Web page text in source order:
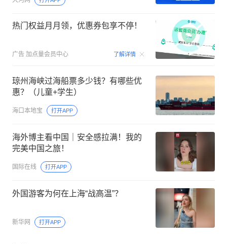
热门权益月月领，优惠券包享不停！
广告 加点量会员中心 了解详情 00:15
琼州海峡过海船票多少钱？有哪些优
惠？（儿童+学生）
海口本地宝 打开APP
海外博主看中国｜安全感拉满！我的
完美中国之旅！
国际在线 打开APP
外国游客为何在上海“战高温”？
新华网 打开APP